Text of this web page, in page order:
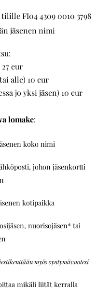
FI04 4309 0010 3798
jäsenen nimi
eur
alle) 10 eur
jo yksi jäsen) 10 eur
lomake:
koko nimi
johon jäsenkortti
kotipaikka
nuorisojäsen* tai
myös syntymävuotesi
mikäli liität kerralla